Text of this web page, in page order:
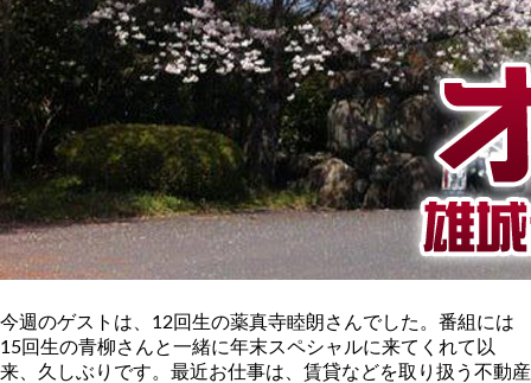
今週のゲストは、12回生の薬真寺睦朗さんでした。番組には
15回生の青柳さんと一緒に年末スペシャルに来てくれて以
来、久しぶりです。最近お仕事は、賃貸などを取り扱う不動産